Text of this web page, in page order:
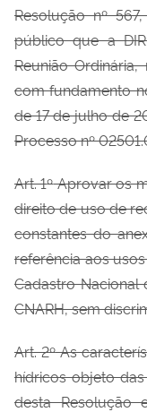
Resolução nº
público que a
Reunião
com fundamento
de 17 de julho de
Processo nº
Art. 1ºAprovar os
direito de uso de
constantes do
referência aos
Cadastro Nacional
CNARH, sem
Art. 2ºAs
hídricos objeto
desta Resolução